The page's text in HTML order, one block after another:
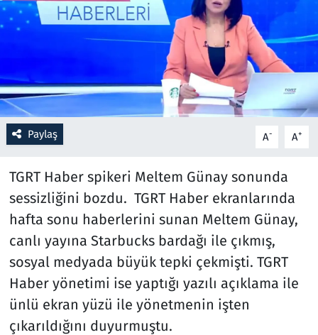
Paylaş A- A+
TGRT Haber spikeri Meltem Günay sonunda
sessizliğini bozdu. TGRT Haber ekranlarında
hafta sonu haberlerini sunan Meltem Günay,
canlı yayına Starbucks bardağı ile çıkmış,
sosyal medyada büyük tepki çekmişti. TGRT
Haber yönetimi ise yaptığı yazılı açıklama ile
ünlü ekran yüzü ile yönetmenin işten
çıkarıldığını duyurmuştu.
Rüya Tabirleri
Savunma Sanayi
Seçim 2023
Teknoloji ve Bilim
Televizyon